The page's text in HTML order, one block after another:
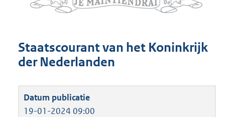
Staatscourant van het Koninkrijk
der Nederlanden
19-01-2024 09:00